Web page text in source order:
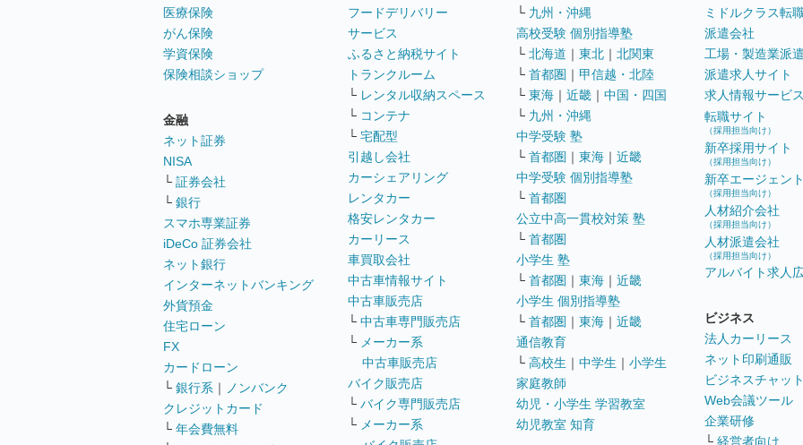
医療保険
がん保険
学資保険
保険相談ショップ
金融
ネット証券
NISA
└ 証券会社
└ 銀行
スマホ専業証券
iDeCo 証券会社
ネット銀行
インターネットバンキング
外貨預金
住宅ローン
FX
カードローン
└ 銀行系 ｜
ノンバンク
クレジットカード
└ 年会費無料
フードデリバリー
サービス
ふるさと納税サイト
トランクルーム
└ レンタル収納スペース
└ コンテナ
└ 宅配型
引越し会社
カーシェアリング
レンタカー
格安レンタカー
カーリース
車買取会社
中古車情報サイト
中古車販売店
└ 中古車専門販売店
└ メーカー系
中古車販売店
バイク販売店
└ バイク専門販売店
└ メーカー系
└ 九州・沖縄
高校受験 個別指導塾
└ 北海道 ｜ 東北 ｜ 北関東
└ 首都圏 ｜ 甲信越・北陸
└ 東海 ｜ 近畿 ｜ 中国・四国
└ 九州・沖縄
中学受験 塾
└ 首都圏 ｜ 東海 ｜ 近畿
中学受験 個別指導塾
└ 首都圏
公立中高一貫校対策 塾
└ 首都圏
小学生 塾
└ 首都圏 ｜ 東海 ｜ 近畿
小学生 個別指導塾
└ 首都圏 ｜ 東海 ｜ 近畿
通信教育
└ 高校生 ｜ 中学生 ｜ 小学生
家庭教師
幼児・小学生 学習教室
幼児教室 知育
ミドルクラス転
派遣会社
工場・製造業派
派遣求人サイト
求人情報サービ
転職サイト
（採用担当向け）
新卒採用サイト
（採用担当向け）
新卒エージェン
（採用担当向け）
人材紹介会社
（採用担当向け）
人材派遣会社
（採用担当向け）
アルバイト求人
ビジネス
法人カーリース
ネット印刷通販
ビジネスチャッ
Web会議ツール
企業研修
└ 経営者向け